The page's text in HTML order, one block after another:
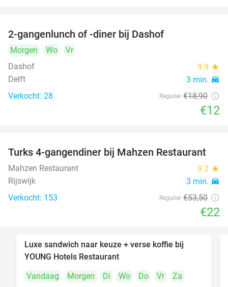
2-gangenlunch of -diner bij Dashof
Morgen Wo
Vr
Dashof
9.9 star
Delft 3 min. directions_car
Verkocht: 28 Regulier €18,90
€12
59%
Turks 4-gangendiner bij Mahzen Restaurant
Mahzen Restaurant 9.2 star
Rijswijk 3 min. directions_car
Verkocht: 153 Regulier €53,50
€22
Luxe sandwich naar keuze + verse koffie bij
YOUNG Hotels Restaurant
Vandaag
Morgen Di Wo Do Vr
Za